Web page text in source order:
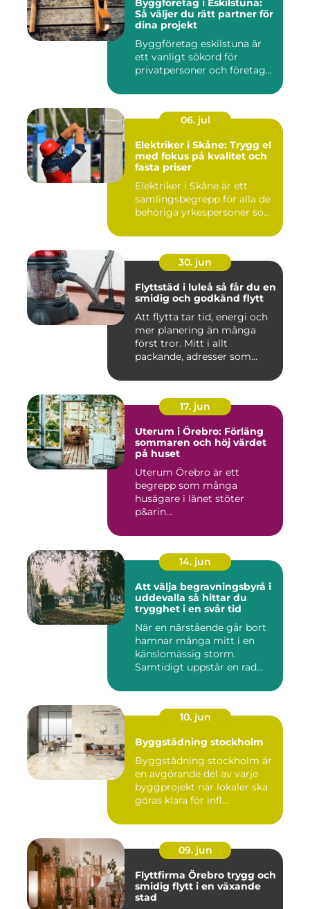
Byggföretag i Eskilstuna:
Så väljer du rätt partner för
dina projekt
Byggföretag eskilstuna är
ett vanligt sökord för
privatpersoner och företag...
06. jul
Elektriker i Skåne: Trygg el
med fokus på kvalitet och
fasta priser
Elektriker i Skåne är ett
samlingsbegrepp för alla de
behöriga yrkespersoner so...
30. jun
Flyttstäd i luleå så får du en
smidig och godkänd flytt
Att flytta tar tid, energi och
mer planering än många
först tror. Mitt i allt
packande, adresser som...
17. jun
Uterum i Örebro: Förläng
sommaren och höj värdet
på huset
Uterum Örebro är ett
begrepp som många
husägare i länet stöter
p&arin...
14. jun
Att välja begravningsbyrå i
uddevalla så hittar du
trygghet i en svår tid
När en närstående går bort
hamnar många mitt i en
känslomässig storm.
Samtidigt uppstår en rad
10. jun
Byggstädning stockholm
Byggstädning stockholm är
en avgörande del av varje
byggprojekt när lokaler ska
göras klara för infl...
09. jun
Flyttfirma Örebro trygg och
smidig flytt i en växande
stad